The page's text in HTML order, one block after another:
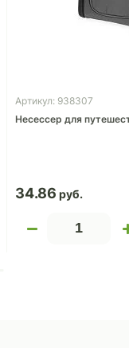
Артикул: 938307
Несессер для
34.86